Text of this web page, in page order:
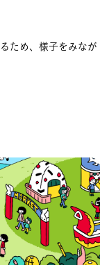
ため、様子をみなが